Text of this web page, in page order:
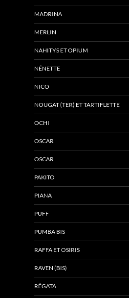
MADRINA
MERLIN
NAHITYS ET OPIUM
NÉNETTE
NICO
NOUGAT (TER) ET TARTIFLETTE
OCHI
OSCAR
OSCAR
PAKITO
PIANA
PUFF
PUMBA BIS
RAFFA ET OSIRIS
RAVEN (BIS)
RÉGATA